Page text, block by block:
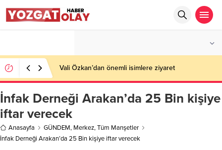
Vali Özkan’dan önemli isimlere ziyaret
İnfak Derneği Arakan’da 25 Bin kişiye
iftar verecek
Anasayfa GÜNDEM, Merkez,Tüm Manşetler
İnfak Derneği Arakan’da 25 Bin kişiye iftar verecek